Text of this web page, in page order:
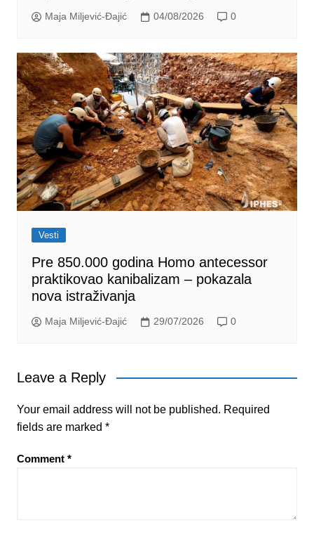
Maja Miljević-Đajić 04/08/2026 0
Vesti
Pre 850.000 godina Homo antecessor
praktikovao kanibalizam – pokazala
nova istraživanja
Maja Miljević-Đajić 29/07/2026 0
Leave a Reply
Your email address will not be published. Required
fields are marked *
Comment *